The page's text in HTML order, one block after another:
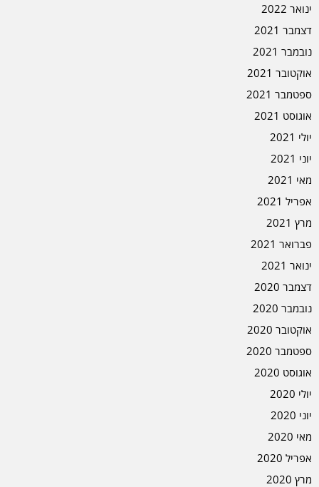
ינואר 2022
דצמבר 2021
נובמבר 2021
אוקטובר 2021
ספטמבר 2021
אוגוסט 2021
יולי 2021
יוני 2021
מאי 2021
אפריל 2021
מרץ 2021
פברואר 2021
ינואר 2021
דצמבר 2020
נובמבר 2020
אוקטובר 2020
ספטמבר 2020
אוגוסט 2020
יולי 2020
יוני 2020
מאי 2020
אפריל 2020
מרץ 2020